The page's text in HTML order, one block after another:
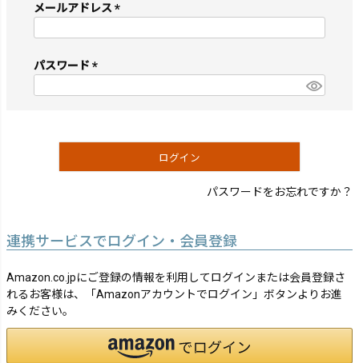
メールアドレス
須)
パスワード
須)
ログイン
パスワードをお忘れですか？
連携サービスでログイン・会員登録
Amazon.co.jpにご登録の情報を利用してログインまたは会員登録さ
れるお客様は、「Amazonアカウントでログイン」ボタンよりお進
みください。